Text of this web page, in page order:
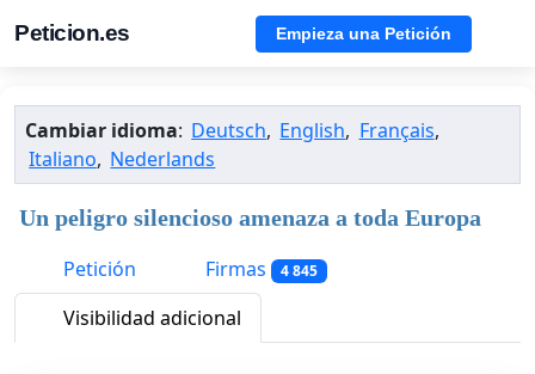
Peticion.es Empieza una Petición
Cambiar idioma: Deutsch, English, Français,
Italiano, Nederlands
Un peligro silencioso amenaza a toda Europa
Petición
Firmas 4 845
Visibilidad adicional